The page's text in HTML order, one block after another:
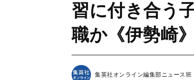
習に付き合う
職か《伊勢崎》
集英社オンライン編集部ニュース班